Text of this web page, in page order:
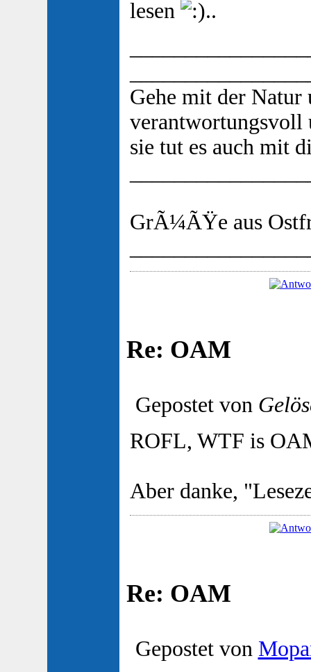
lesen
..
Gehe mit der Natur
verantwortungsvoll
sie tut es auch mit
GrÃ¼ÃŸe aus
Re: OAM
Gepostet von
ROFL, WTF is
Aber danke,
Re: OAM
Gepostet von